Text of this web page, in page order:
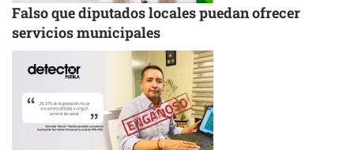
Falso que diputados locales puedan ofrecer
servicios municipales